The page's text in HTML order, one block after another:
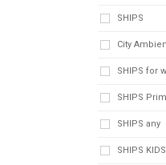
SHIPS
City
SHIPS for
SHIPS
SHIPS any
SHIPS KIDS